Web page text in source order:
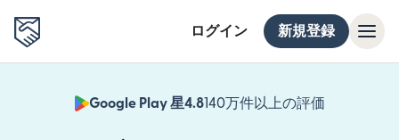
ログイン 新規登録
Google Play 星4.8140万件以上の評価
（別ウィン